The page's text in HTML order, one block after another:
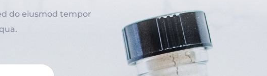
do eiusmod tempor